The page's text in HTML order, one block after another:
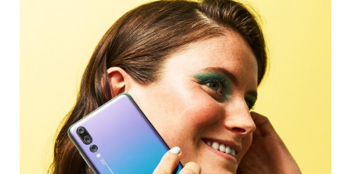
APŽVALGOS
ŽAIDIMAI